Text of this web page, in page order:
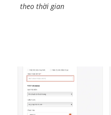
theo thời gian